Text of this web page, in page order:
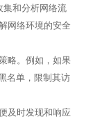
集和分析网络流
网络环境的安全
略。例如，如果
名单，限制其访
及时发现和响应